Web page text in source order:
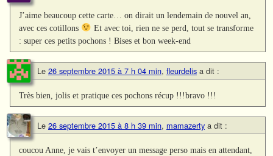
J’aime beaucoup cette carte… on dirait un lendemain de nouvel an,
avec ces cotillons
Et avec toi, rien ne se perd, tout se transforme
: super ces petits pochons ! Bises et bon week-end
Le 26 septembre 2015 à 7 h 04 min, fleurdelis a dit :
Très bien, jolis et pratique ces pochons récup !!!bravo !!!
Le 26 septembre 2015 à 8 h 39 min, mamazerty a dit :
coucou Anne, je vais t’envoyer un message perso mais en attendant,